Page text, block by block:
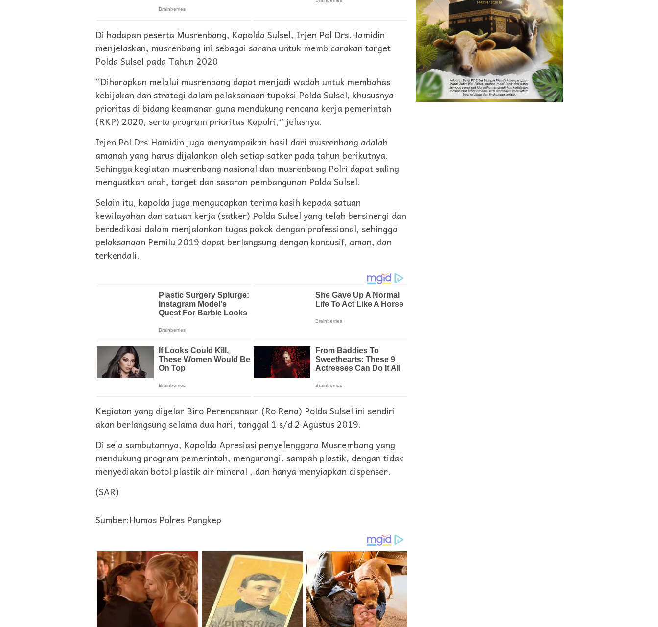
Di hadapan peserta Musrenbang, Kapolda Sulsel, Irjen Pol Drs.Hamidin
menjelaskan, musrenbang ini sebagai sarana untuk membicarakan target
Polda Sulsel pada Tahun 2020
“Diharapkan melalui musrenbang dapat menjadi wadah untuk membahas
kebijakan dan strategi dalam pelaksanaan tupoksi Polda Sulsel, khususnya
prioritas di bidang keamanan guna mendukung rencana kerja pemerintah
(RKP) 2020, serta program prioritas Kapolri,” jelasnya.
Irjen Pol Drs.Hamidin juga menyampaikan hasil dari musrenbang adalah
amanah yang harus dijalankan oleh setiap satker pada tahun berikutnya.
Sehingga kegiatan musrenbang nasional dan musrenbang Polri dapat saling
menguatkan arah, target dan sasaran pembangunan Polda Sulsel.
Selain itu, kapolda juga mengucapkan terima kasih kepada satuan
kewilayahan dan satuan kerja (satker) Polda Sulsel yang telah bersinergi dan
berdedikasi dalam menjalankan tugas pokok dengan professional, sehingga
pelaksanaan Pemilu 2019 dapat berlangsung dengan kondusif, aman, dan
terkendali.
Kegiatan yang digelar Biro Perencanaan (Ro Rena) Polda Sulsel ini sendiri
akan berlangsung selama dua hari, tanggal 1 s/d 2 Agustus 2019.
Di sela sambutannya, Kapolda Apresiasi penyelenggara Musrembang yang
mendukung program pemerintah, mengurangi. sampah plastik, dengan tidak
menyediakan botol plastik air mineral , dan hanya menyiapkan dispenser.
(SAR)
Sumber:Humas Polres Pangkep